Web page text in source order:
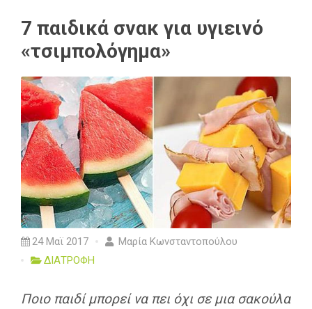
7 παιδικά σνακ για υγιεινό
«τσιμπολόγημα»
24 Μαϊ 2017
Μαρία Κωνσταντοπούλου
ΔΙΑΤΡΟΦΗ
Ποιο παιδί μπορεί να πει όχι σε μια σακούλα